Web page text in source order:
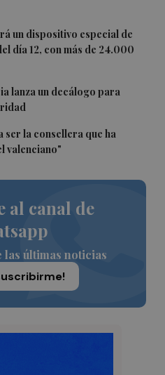
un dispositivo especial de
día 12, con más de 24.000
lanza un decálogo para
ser la consellera que ha
valenciano"
al canal de
las últimas noticias